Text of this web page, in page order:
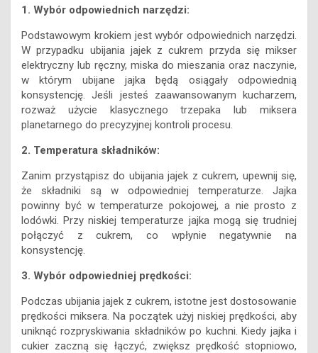
1. Wybór odpowiednich narzędzi:
Podstawowym krokiem jest wybór odpowiednich narzędzi.
W przypadku ubijania jajek z cukrem przyda się mikser
elektryczny lub ręczny, miska do mieszania oraz naczynie,
w którym ubijane jajka będą osiągały odpowiednią
konsystencję. Jeśli jesteś zaawansowanym kucharzem,
rozważ użycie klasycznego trzepaka lub miksera
planetarnego do precyzyjnej kontroli procesu.
2. Temperatura składników:
Zanim przystąpisz do ubijania jajek z cukrem, upewnij się,
że składniki są w odpowiedniej temperaturze. Jajka
powinny być w temperaturze pokojowej, a nie prosto z
lodówki. Przy niskiej temperaturze jajka mogą się trudniej
połączyć z cukrem, co wpłynie negatywnie na
konsystencję.
3. Wybór odpowiedniej prędkości:
Podczas ubijania jajek z cukrem, istotne jest dostosowanie
prędkości miksera. Na początek użyj niskiej prędkości, aby
uniknąć rozpryskiwania składników po kuchni. Kiedy jajka i
cukier zaczną się łączyć, zwiększ prędkość stopniowo,